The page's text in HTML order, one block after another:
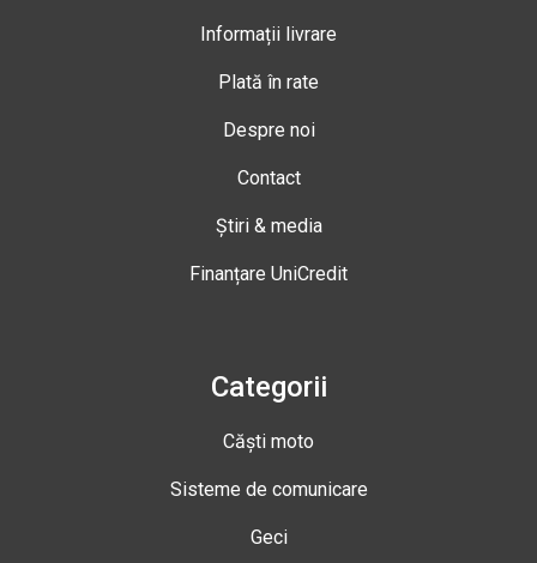
Informații livrare
Plată în rate
Despre noi
Contact
Știri & media
Finanțare UniCredit
Categorii
Căști moto
Sisteme de comunicare
Geci